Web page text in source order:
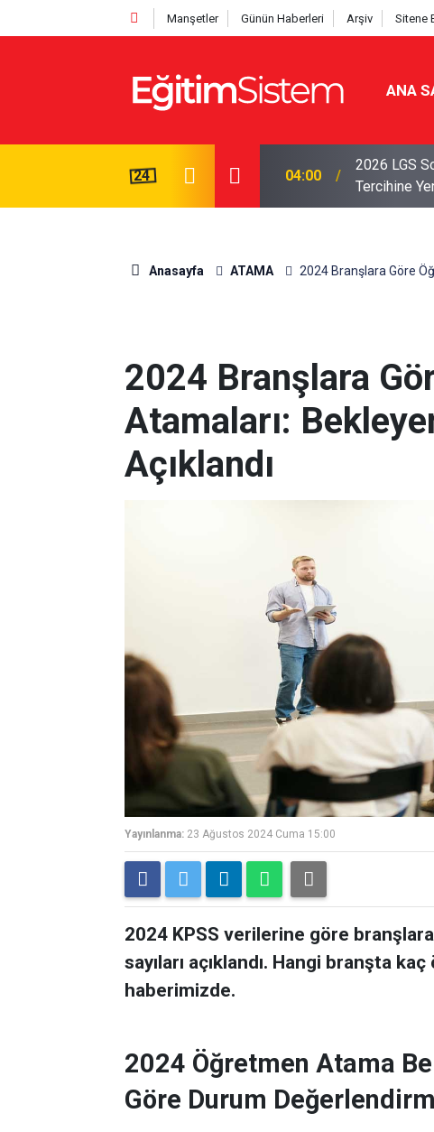
Manşetler Günün Haberleri Arşiv Sitene
ANA
24
Sınavla Alan Liseler Yüzde 95,76
04:00
2026 LGS
Tercihine
Anasayfa ATAMA 2024 Branşlara Göre
2024 Branşlara
Atamaları:
Açıklandı
Yayınlanma: 23 Ağustos 2024 Cuma 15:00
2024 KPSS verilerine göre
sayıları açıklandı. Hangi branşta
haberimizde.
2024 Öğretmen Atama
Göre Durum